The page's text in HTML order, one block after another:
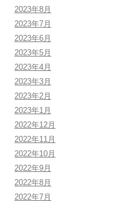
2023年8月
2023年7月
2023年6月
2023年5月
2023年4月
2023年3月
2023年2月
2023年1月
2022年12月
2022年11月
2022年10月
2022年9月
2022年8月
2022年7月